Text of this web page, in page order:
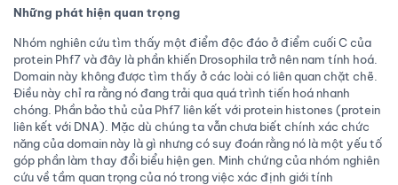
Những phát hiện quan trọng
Nhóm nghiên cứu tìm thấy một điểm độc đáo ở điểm cuối C của
protein Phf7 và đây là phần khiến Drosophila trở nên nam tính hoá.
Domain này không được tìm thấy ở các loài có liên quan chặt chẽ.
Điều này chỉ ra rằng nó đang trải qua quá trình tiến hoá nhanh
chóng. Phần bảo thủ của Phf7 liên kết với protein histones (protein
liên kết với DNA). Mặc dù chúng ta vẫn chưa biết chính xác chức
năng của domain này là gì nhưng có suy đoán rằng nó là một yếu tố
góp phần làm thay đổi biểu hiện gen. Minh chứng của nhóm nghiên
cứu về tầm quan trọng của nó trong việc xác định giới tính